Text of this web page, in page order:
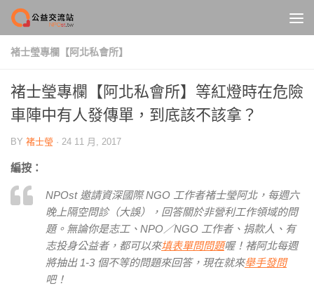
Skip to content
褚士瑩專欄【阿北私會所】
褚士瑩專欄【阿北私會所】等紅燈時在危險
車陣中有人發傳單，到底該不該拿？
BY 褚士瑩 · 24 11 月, 2017
編按：
NPOst 邀請資深國際 NGO 工作者褚士瑩阿北，每週六
晚上隔空問診（大誤），回答關於非營利工作領域的問
題。無論你是志工、NPO／NGO 工作者、捐款人、有
志投身公益者，都可以來填表單問問題喔！褚阿北每週
將抽出 1-3 個不等的問題來回答，現在就來舉手發問
吧！